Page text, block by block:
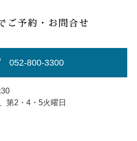
ご予約・お問合せ
052-800-3300
第2・4・5火曜日